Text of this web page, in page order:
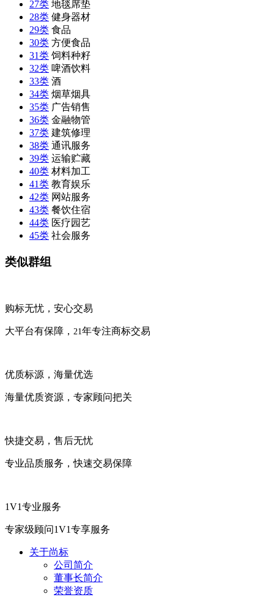
27类 地毯席垫
28类 健身器材
29类 食品
30类 方便食品
31类 饲料种籽
32类 啤酒饮料
33类 酒
34类 烟草烟具
35类 广告销售
36类 金融物管
37类 建筑修理
38类 通讯服务
39类 运输贮藏
40类 材料加工
41类 教育娱乐
42类 网站服务
43类 餐饮住宿
44类 医疗园艺
45类 社会服务
类似群组
购标无忧，安心交易
大平台有保障， 21年专注商标交易
优质标源，海量优选
海量优质资源，专家顾问把关
快捷交易，售后无忧
专业品质服务，快速交易保障
1V1专业服务
专家级顾问1V1专享服务
关于尚标
公司简介
董事长简介
荣誉资质